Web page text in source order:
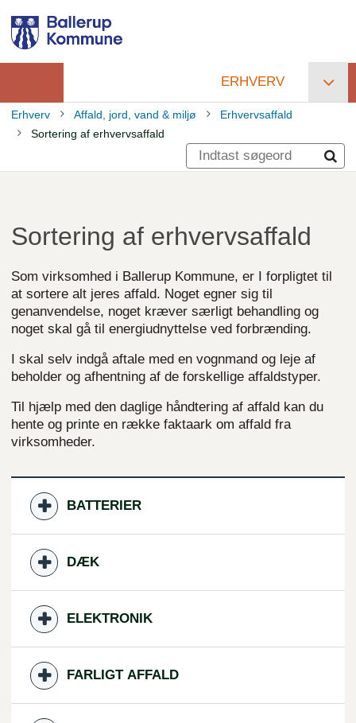
hovedindhold
Primær
navigation
ERHVERV
Brødkrumme
Erhverv Affald, jord, vand & miljø
Erhvervsaffald
Sortering af erhvervsaffald
Sortering af erhvervsaffald
Som virksomhed i Ballerup Kommune, er I forpligtet til
at sortere alt jeres affald. Noget egner sig til
genanvendelse, noget kræver særligt behandling og
noget skal gå til energiudnyttelse ved forbrænding.
I skal selv indgå aftale med en vognmand og leje af
beholder og afhentning af de forskellige affaldstyper.
Til hjælp med den daglige håndtering af affald kan du
hente og printe en række faktaark om affald fra
virksomheder.
BATTERIER
DÆK
ELEKTRONIK
FARLIGT AFFALD